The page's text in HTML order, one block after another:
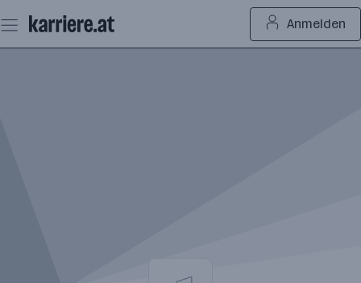
Seiteninhalt
springen
Anmelden